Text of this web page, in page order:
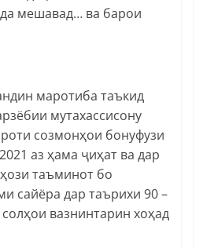
мешавад… ва барои
маротиба таъкид
мутахассисону
созмонҳои бонуфузи
аз ҳама ҷиҳат ва дар
таъминот бо
сайёра дар таърихи 90 –
вазнинтарин хоҳад